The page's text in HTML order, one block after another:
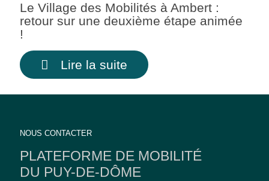
Le Village des Mobilités à Ambert :
retour sur une deuxième étape animée
!
Lire la suite
NOUS CONTACTER
PLATEFORME DE MOBILITÉ
DU PUY-DE-DÔME